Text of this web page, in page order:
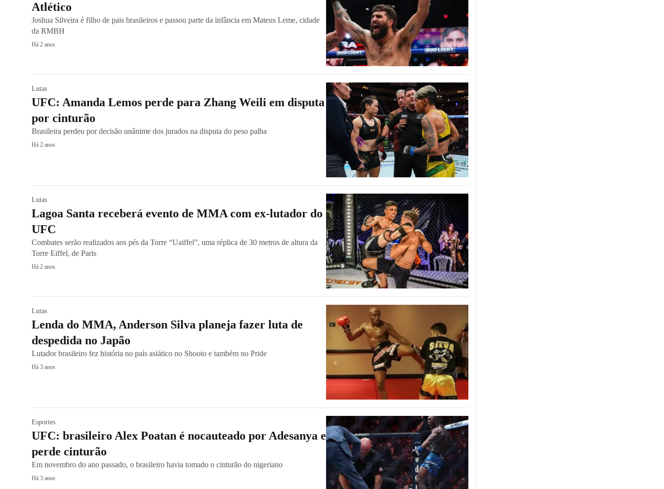
Atlético
Joshua Silveira é filho de pais brasileiros e passou parte da infância em Mateus Leme, cidade
da RMBH
Há 2 anos
Lutas
UFC: Amanda Lemos perde para Zhang Weili em disputa
por cinturão
Brasileira perdeu por decisão unânime dos jurados na disputa do peso palha
Há 2 anos
Lutas
Lagoa Santa receberá evento de MMA com ex-lutador do
UFC
Combates serão realizados aos pés da Torre “Uaiffel”, uma réplica de 30 metros de altura da
Torre Eiffel, de Paris
Há 2 anos
Lutas
Lenda do MMA, Anderson Silva planeja fazer luta de
despedida no Japão
Lutador brasileiro fez história no país asiático no Shooto e também no Pride
Há 3 anos
Esportes
UFC: brasileiro Alex Poatan é nocauteado por Adesanya e
perde cinturão
Em novembro do ano passado, o brasileiro havia tomado o cinturão do nigeriano
Há 3 anos